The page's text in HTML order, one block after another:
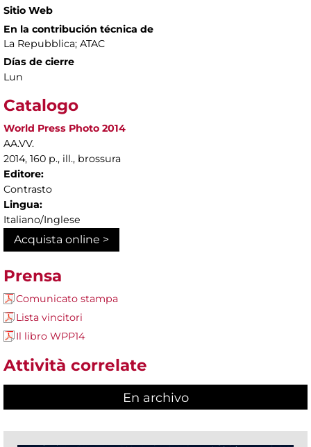
Sitio Web
En la contribución técnica de
La Repubblica; ATAC
Días de cierre
Lun
Catalogo
World Press Photo 2014
AA.VV.
2014, 160 p., ill., brossura
Editore:
Contrasto
Lingua:
Italiano/Inglese
Acquista online >
Prensa
Comunicato stampa
Lista vincitori
Il libro WPP14
Attività correlate
En archivo